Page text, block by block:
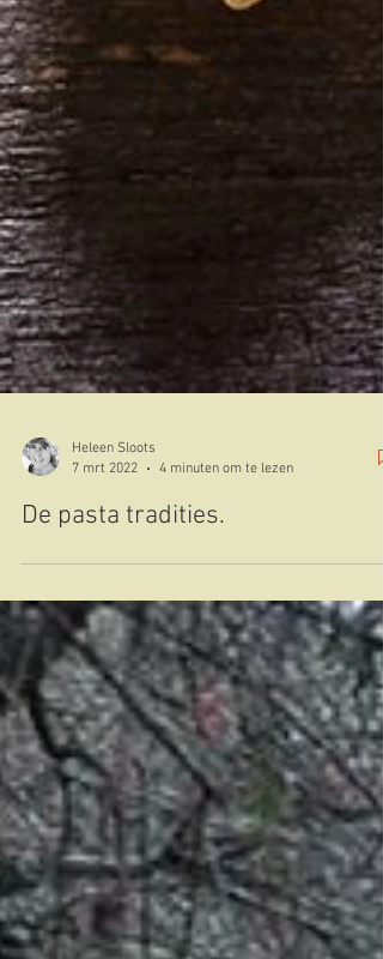
7 mrt 2022
4 minuten om te lezen
De pasta tradities.